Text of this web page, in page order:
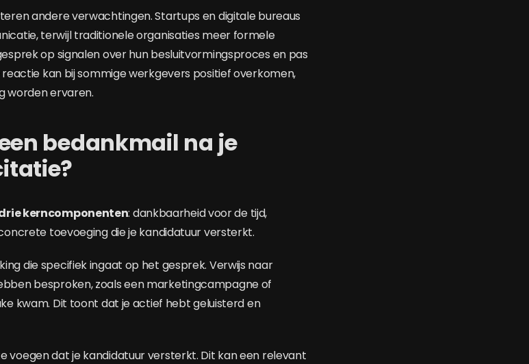
andere verwachtingen. Startups en digitale bureaus
terwijl traditionele organisaties meer formele
op signalen over hun besluitvormingsproces en pas
kan bij sommige werkgevers positief overkomen,
worden ervaren.
bedankmail na je
kerncomponenten: dankbaarheid voor de tijd,
toevoeging die je kandidatuur versterkt.
die specifiek ingaat op het gesprek. Verwijs naar
besproken, zoals een marketingcampagne of
kwam. Dit toont dat je actief hebt geluisterd en
voegen dat je kandidatuur versterkt. Dit kan een relevant